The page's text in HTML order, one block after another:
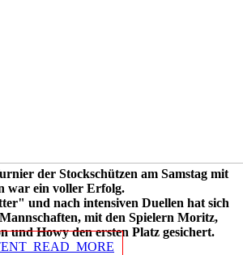
der Stockschützen am Samstag mit
war ein voller Erfolg.
und nach intensiven Duellen hat sich
mit den Spielern Moritz,
und Howy den ersten Platz gesichert.